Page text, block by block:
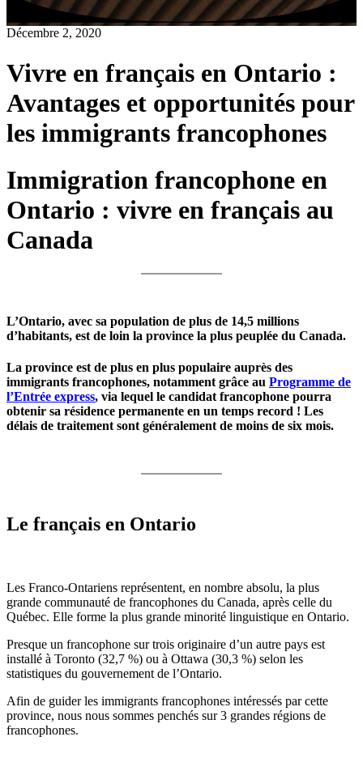
Décembre 2, 2020
Vivre en français en Ontario :
Avantages et opportunités pour
les immigrants francophones
Immigration francophone en
Ontario : vivre en français au
Canada
L’Ontario, avec sa population de plus de 14,5 millions
d’habitants, est de loin la province la plus peuplée du Canada.
La province est de plus en plus populaire auprès des
immigrants francophones, notamment grâce au Programme de
l’Entrée express, via lequel le candidat francophone pourra
obtenir sa résidence permanente en un temps record ! Les
délais de traitement sont généralement de moins de six mois.
Le français en Ontario
Les Franco-Ontariens représentent, en nombre absolu, la plus
grande communauté de francophones du Canada, après celle du
Québec. Elle forme la plus grande minorité linguistique en Ontario.
Presque un francophone sur trois originaire d’un autre pays est
installé à Toronto (32,7 %) ou à Ottawa (30,3 %) selon les
statistiques du gouvernement de l’Ontario.
Afin de guider les immigrants francophones intéressés par cette
province, nous nous sommes penchés sur 3 grandes régions de
francophones.